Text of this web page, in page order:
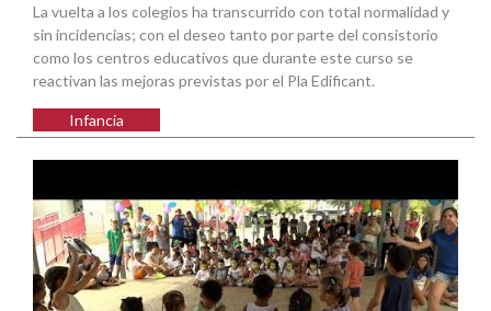
La vuelta a los colegios ha transcurrido con total normalidad y
sin incidencias; con el deseo tanto por parte del consistorio
como los centros educativos que durante este curso se
reactivan las mejoras previstas por el Pla Edificant.
Infancia